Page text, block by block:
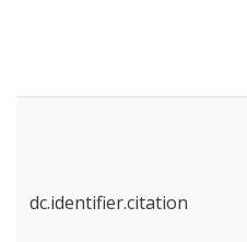
dc.identifier.citation